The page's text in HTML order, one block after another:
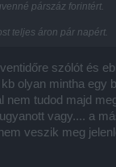
párszáz forintért.
teljes áron pár napért.
szólót és
olyan mintha egy
tudod majd
vagy.... a
veszik meg